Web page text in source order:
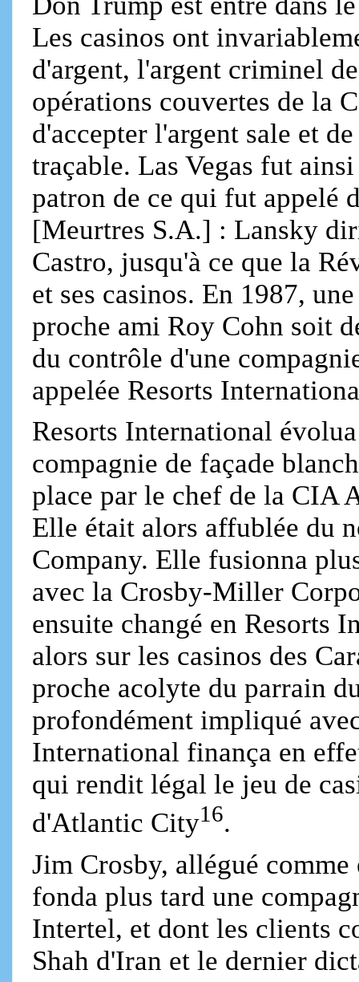
Les casinos ont
d'argent, l'argent criminel
opérations couvertes de la
d'accepter l'argent sale et
traçable. Las Vegas fut
patron de ce qui fut appelé
[Meurtres S.A.] : Lansky
Castro, jusqu'à ce que la
et ses casinos. En 1987,
proche ami Roy Cohn soit
du contrôle d'une
appelée Resorts
Resorts International
compagnie de façade
place par le chef de la CIA
Elle était alors affublée du
Company. Elle fusionna
avec la Crosby-Miller
ensuite changé en Resorts
alors sur les casinos des
proche acolyte du parrain
profondément impliqué
International finança en
qui rendit légal le jeu de
d'Atlantic City16.
Jim Crosby, allégué
fonda plus tard une
Intertel, et dont les clients
Shah d'Iran et le dernier